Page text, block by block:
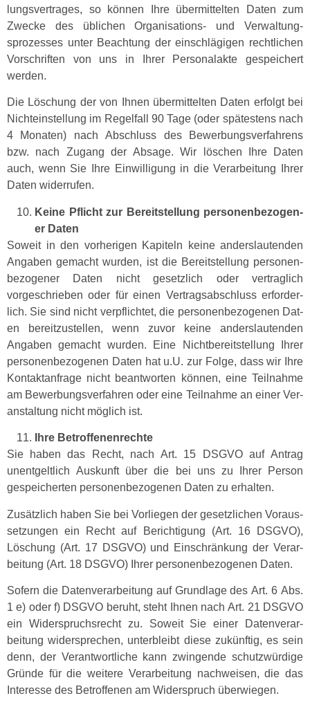
lungsver­trages, so kön­nen Ihre über­mit­tel­ten Dat­en zum
Zwecke des üblichen Organ­i­sa­tions- und Ver­wal­tung­
sprozess­es unter Beach­tung der ein­schlägi­gen rechtlichen
Vorschriften von uns in Ihrer Per­son­alak­te gespe­ichert
werden.
Die Löschung der von Ihnen über­mit­tel­ten Dat­en erfol­gt bei
Nichte­in­stel­lung im Regelfall 90 Tage (oder spätestens nach
4 Monat­en) nach Abschluss des Bewer­bungsver­fahrens
bzw. nach Zugang der Absage. Wir löschen Ihre Dat­en
auch, wenn Sie Ihre Ein­willi­gung in die Ver­ar­beitung Ihrer
Dat­en widerrufen.
Keine Pflicht zur Bere­it­stel­lung per­so­n­en­be­zo­gen­
er Daten
Soweit in den vorheri­gen Kapiteln keine ander­slau­t­en­den
Angaben gemacht wur­den, ist die Bere­it­stel­lung per­so­n­en­
be­zo­gen­er Dat­en nicht geset­zlich oder ver­traglich
vorgeschrieben oder für einen Ver­tragsab­schluss erforder­
lich. Sie sind nicht verpflichtet, die per­so­n­en­be­zo­ge­nen Dat­
en bere­itzustellen, wenn zuvor keine ander­slau­t­en­den
Angaben gemacht wur­den. Eine Nicht­bere­it­stel­lung Ihrer
per­so­n­en­be­zo­ge­nen Dat­en hat u.U. zur Folge, dass wir Ihre
Kon­tak­tan­frage nicht beant­worten kön­nen, eine Teil­nahme
am Bewer­bungsver­fahren oder eine Teil­nahme an ein­er Ver­
anstal­tung nicht möglich ist.
Ihre Betrof­fe­nen­rechte
Sie haben das Recht, nach Art. 15 DSGVO auf Antrag
unent­geltlich Auskun­ft über die bei uns zu Ihrer Per­son
gespe­icherten per­so­n­en­be­zo­ge­nen Dat­en zu erhalten.
Zusät­zlich haben Sie bei Vor­liegen der geset­zlichen Voraus­
set­zun­gen ein Recht auf Berich­ti­gung (Art. 16 DSGVO),
Löschung (Art. 17 DSGVO) und Ein­schränkung der Ver­ar­
beitung (Art. 18 DSGVO) Ihrer per­so­n­en­be­zo­ge­nen Daten.
Sofern die Daten­ver­ar­beitung auf Grund­lage des Art. 6 Abs.
1 e) oder f) DSGVO beruht, ste­ht Ihnen nach Art. 21 DSGVO
ein Wider­spruch­srecht zu. Soweit Sie ein­er Daten­ver­ar­
beitung wider­sprechen, unterbleibt diese zukün­ftig, es sein
denn, der Ver­ant­wortliche kann zwin­gende schutzwürdi­ge
Gründe für die weit­ere Ver­ar­beitung nach­weisen, die das
Inter­esse des Betrof­fe­nen am Wider­spruch überwiegen.